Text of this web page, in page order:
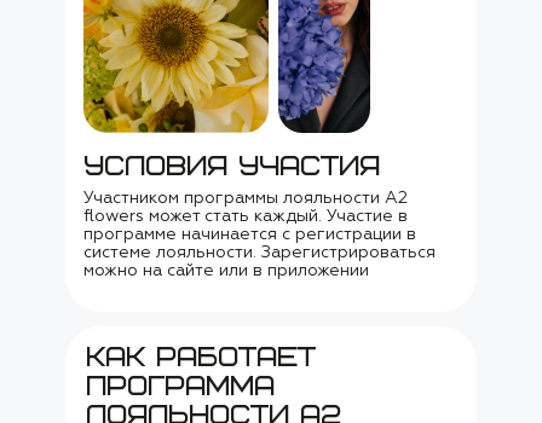
КАК РАБОТАЕТ
ПРОГРАММА
ЛОЯЛЬНОСТИ A2
УСЛОВИЯ УЧАСТИЯ
Участником программы лояльности А2
flowers может стать каждый. Участие в
программе начинается с регистрации в
системе лояльности. Зарегистрироваться
можно на сайте или в приложении